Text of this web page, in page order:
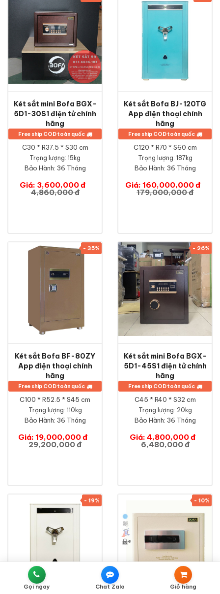
Gọi ngay Chat Zalo Giỏ hàng
Két sắt mini Bofa BGX-
5D1-30S1 điện tử chính
hãng
Free ship COD toàn quốc
C30 * R37.5 * S30 cm
Trọng lượng: 15kg
Bảo Hành: 36 Tháng
Giá: 3,600,000 đ
4,860,000 đ
Két sắt Bofa BJ-120TG
App điện thoại chính
hãng
Free ship COD toàn quốc
C120 * R70 * S60 cm
Trọng lượng: 187kg
Bảo Hành: 36 Tháng
Giá: 160,000,000 đ
179,000,000 đ
- 35%
Két sắt Bofa BF-80ZY
App điện thoại chính
hãng
Free ship COD toàn quốc
C100 * R52.5 * S45 cm
Trọng lượng: 110kg
Bảo Hành: 36 Tháng
Giá: 19,000,000 đ
29,200,000 đ
- 26%
Két sắt mini Bofa BGX-
5D1-45S1 điện tử chính
hãng
Free ship COD toàn quốc
C45 * R40 * S32 cm
Trọng lượng: 20kg
Bảo Hành: 36 Tháng
Giá: 4,800,000 đ
6,480,000 đ
- 19% - 10%